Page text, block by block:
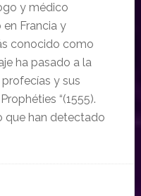
y médico
en Francia y
conocido como
ha pasado a la
y sus
“(1555).
que han detectado